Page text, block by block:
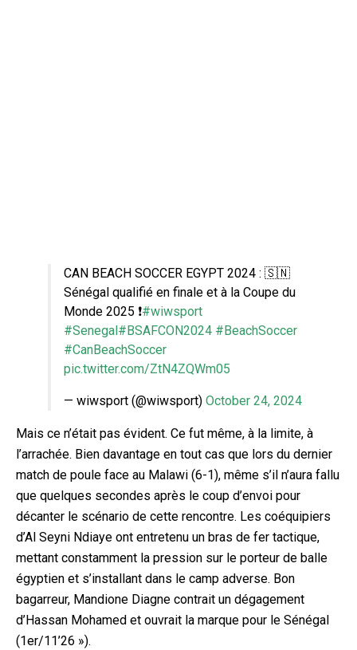
CAN BEACH SOCCER EGYPT 2024 : 🇸🇳
Sénégal qualifié en finale et à la Coupe du
Monde 2025 ❗#wiwsport
#Senegal #BSAFCON2024 #BeachSoccer
#CanBeachSoccer
pic.twitter.com/ZtN4ZQWm05
— wiwsport (@wiwsport) October 24, 2024
Mais ce n’était pas évident. Ce fut même, à la limite, à
l’arrachée. Bien davantage en tout cas que lors du dernier
match de poule face au Malawi (6-1), même s’il n’aura fallu
que quelques secondes après le coup d’envoi pour
décanter le scénario de cette rencontre. Les coéquipiers
d’A l Seyni Ndiaye ont entretenu un bras de fer tactique,
mettant constamment la pression sur le porteur de balle
égyptien et s’installant dans le camp adverse. Bon
bagarreur, Mandione Diagne contrait un dégagement
d’Hassan Mohamed et ouvrait la marque pour le Sénégal
(1er/11’26 »).